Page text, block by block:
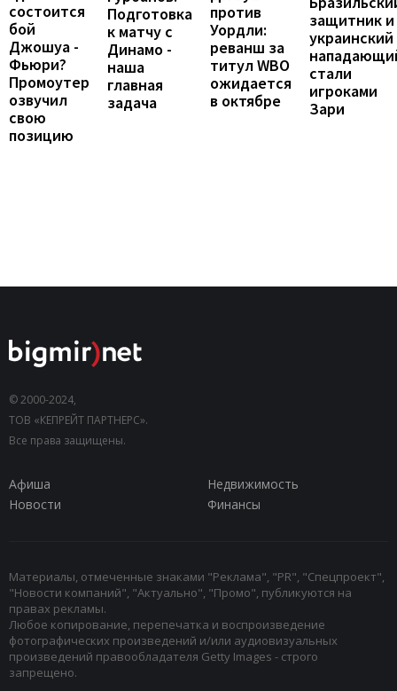
состоится
бой
Джошуа -
Фьюри?
Промоутер
озвучил
свою
позицию
Подготовка
к матчу с
Динамо -
наша
главная
задача
против
Уордли:
реванш за
титул WBO
ожидается
в октябре
защитник и
украинский
стали
игроками
Зари
© 2000-2024,
ТОВ «КЕПРЕЙТ ПАРТНЕРС».
Все права защищены.
Афиша
Недвижимость
Новости
Финансы
Материалы, отмеченные знаками "Реклама", "PR", "Спецпроект",
"Новости компаний", "Актуально", "Промо", публикуются на
правах рекламы.
Любое копирование, перепечатка и воспроизведение
фотографических произведений и/или аудиовизуальных
произведений правообладателя Getty Images - строго
запрещено.